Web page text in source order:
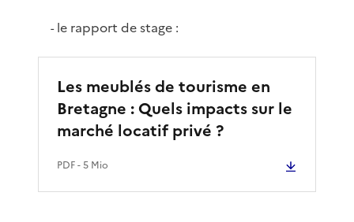
-le rapport de stage :
Les meublés de tourisme en
Bretagne : Quels impacts sur le
marché locatif privé ?
PDF- 5 Mio